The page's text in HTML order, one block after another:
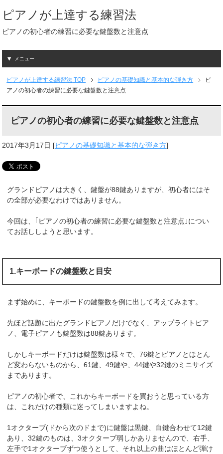
ピアノが上達する練習法
ピアノの初心者の練習に必要な鍵盤数と注意点
メニュー
ピアノが上達する練習法 TOP ピアノの基礎知識と基本的な弾き方
ピ
アノの初心者の練習に必要な鍵盤数と注意点
ピアノの初心者の練習に必要な鍵盤数と注意点
2017年3月17日 [ピアノの基礎知識と基本的な弾き方]
グランドピアノは大きく、鍵盤が88鍵ありますが、初心者にはそ
の全部が必要なわけではありません。
今回は、｢ピアノの初心者の練習に必要な鍵盤数と注意点｣につい
てお話ししようと思います。
1.キーボードの鍵盤数と目安
まず始めに、キーボードの鍵盤数を例に出して考えてみます。
先ほど話題に出たグランドピアノだけでなく、アップライトピア
ノ、電子ピアノも鍵盤数は88鍵あります。
しかしキーボードだけは鍵盤数は様々で、76鍵とピアノとほとん
ど変わらないものから、61鍵、49鍵や、44鍵や32鍵のミニサイズ
まであります。
ピアノの初心者で、これからキーボードを買おうと思っている方
は、これだけの種類に迷ってしまいますよね。
1オクターブ(ドから次のドまで)に鍵盤は黒鍵、白鍵合わせて12鍵
あり、32鍵のものは、3オクターブ弱しかありませんので、右手、
左手で1オクターブずつ使うとして、それ以上の曲はほとんど弾け